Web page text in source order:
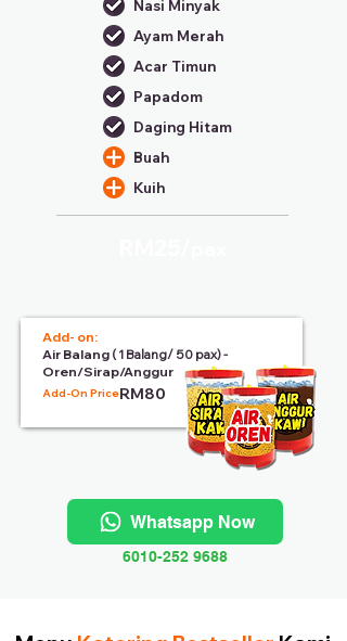
Nasi Minyak
Ayam Merah
Acar Timun
Papadom
Daging Hitam
Buah
Kuih
Add- on:
Air Balang ( 1 Balang/ 50 pax) -
Oren/Sirap/Anggur
Add-On Price:RM80
Whatsapp Now
6010-252 9688